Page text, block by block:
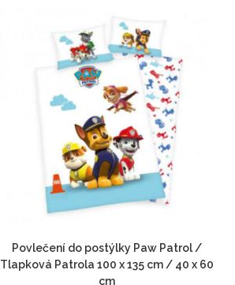
Povlečení do postýlky Paw Patrol /
Tlapková Patrola 100 x 135 cm / 40 x 60
cm